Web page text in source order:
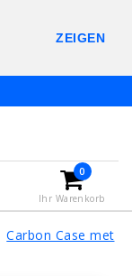
0
Ihr Warenkorb
Carbon Case met
ZEIGEN